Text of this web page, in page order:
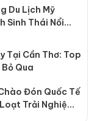
Du Lịch Mỹ
Sinh Thái Nổi
Tại Cần Thơ: Top
Qua
Đón Quốc Tế
Trải Nghiệm